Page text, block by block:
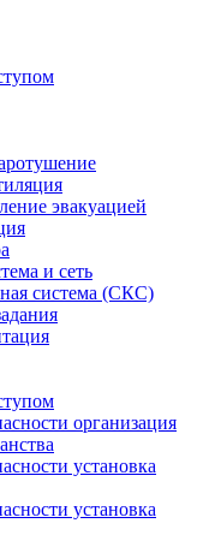
эвакуацией
и сеть
система (СКС)
организация
установка
установка